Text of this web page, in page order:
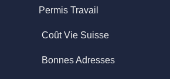
Permis Travail
Coût Vie Suisse
Bonnes Adresses